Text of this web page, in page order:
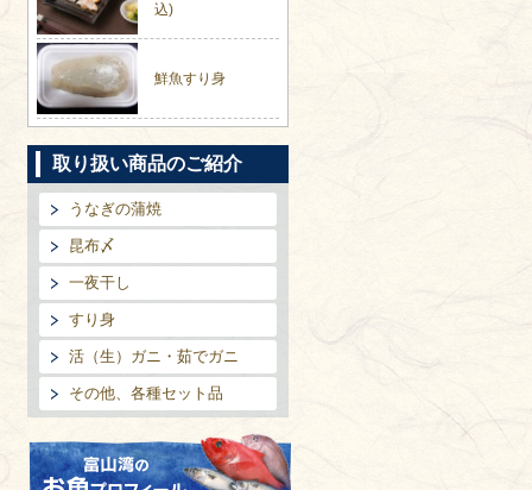
込)
鮮魚すり身
取り扱い商品のご紹介
うなぎの蒲焼
昆布〆
一夜干し
すり身
活（生）ガニ・茹でガニ
その他、各種セット品